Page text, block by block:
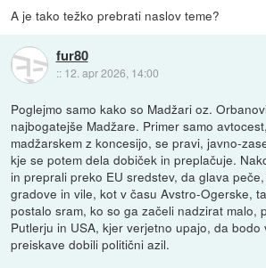
A je tako težko prebrati naslov teme?
fur80
:: 12. apr 2026, 14:00
Poglejmo samo kako so Madžari oz.
najbogatejše Madžare. Primer samo
madžarskem z koncesijo, se pravi, javno-
kje se potem dela dobiček in preplačuje.
in preprali preko EU sredstev, da glava
gradove in vile, kot v času Avstro-Ogerske,
postalo sram, ko so ga začeli nadzirat malo,
Putlerju in USA, kjer verjetno upajo, da bodo
preiskave dobili politični azil.